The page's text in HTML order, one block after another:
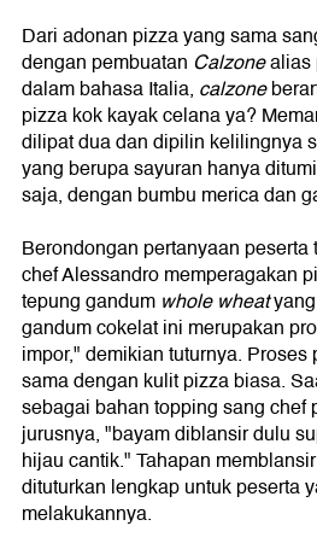
Dari adonan pizza yang sama
dengan pembuatan Calzonealias
dalam bahasa Italia, calzone
pizza kok kayak celana ya?
dilipat dua dan dipilin kelilingnya
yang berupa sayuran hanya
saja, dengan bumbu merica dan
Berondongan pertanyaan
chef Alessandro memperagakan
tepung gandum whole wheat
gandum cokelat ini merupakan
impor," demikian tuturnya.
sama dengan kulit pizza biasa.
sebagai bahan topping sang chef
jurusnya, "bayam diblansir dulu
hijau cantik." Tahapan
dituturkan lengkap untuk peserta
melakukannya.